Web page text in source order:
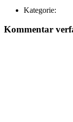
Kategorie:
Kommentar